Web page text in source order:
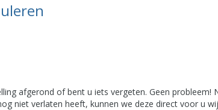
afgerond of bent u iets vergeten. Geen probleem!
niet verlaten heeft, kunnen we deze direct voor u